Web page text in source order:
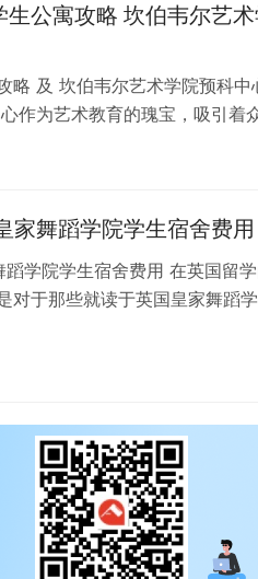
公寓攻略 坎伯韦尔艺
略 及 坎伯韦尔艺术学院预科中
作为艺术教育的瑰宝，吸引着
家舞蹈学院学生宿舍费用
学院学生宿舍费用 在英国留
对于那些就读于英国皇家舞蹈学